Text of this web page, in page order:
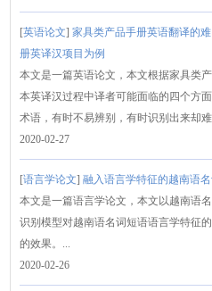
[英语论文]家具类产品手册英语翻译的
册英译汉项目为例
本文是一篇英语论文，本文根据家具类
本英译汉过程中译者可能面临的四个方
术语，有时不易辨别，有时识别出来却难
2020-02-27
[语言学论文]融入语言学特征的越南语
本文是一篇语言学论文，本文以越南语
识别模型对越南语名词短语语言学特征
的效果。...
2020-02-26